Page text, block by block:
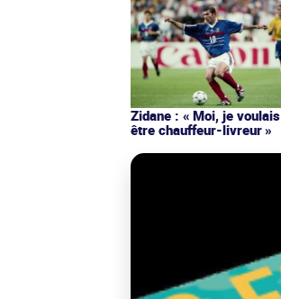
Zidane : « Moi, je voulais
être chauffeur-livreur »